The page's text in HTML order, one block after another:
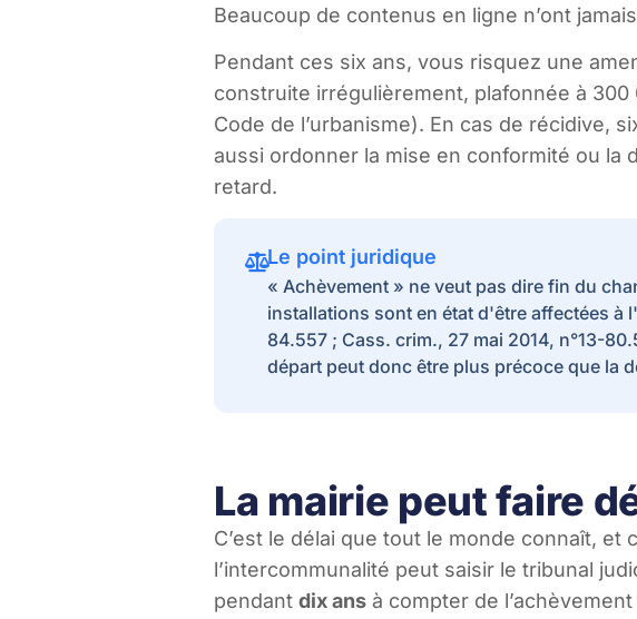
Beaucoup de contenus en ligne n’ont
Pendant ces six ans, vous risquez une
construite irrégulièrement, plafonnée à
Code de l’urbanisme). En cas de récidive,
aussi ordonner la mise en conformité ou la
retard.
Le point juridique
« Achèvement » ne veut pas dire fin du
installations sont en état d'être affectées à
84.557 ; Cass. crim., 27 mai 2014, n°13-
départ peut donc être plus précoce que la
La mairie peut faire
C’est le délai que tout le monde connaît, et
l’intercommunalité peut saisir le tribunal
pendant dix ans à compter de